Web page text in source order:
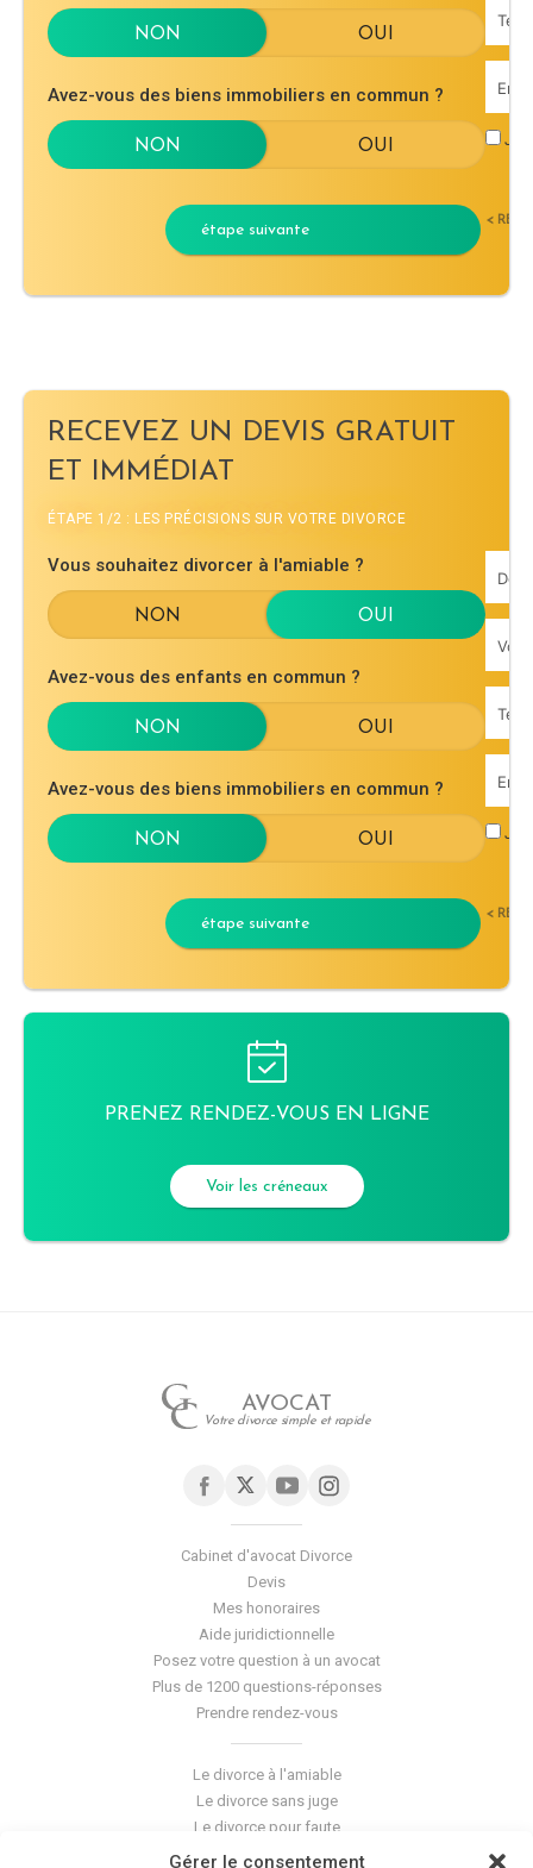
Gérer le consentement
Avez-vous des biens immobiliers en commun ?
étape suivante <
RECEVEZ UN DEVIS GRATUIT
ET IMMÉDIAT
ÉTAPE 1/2 : LES PRÉCISIONS SUR VOTRE DIVORCE
Vous souhaitez divorcer à l'amiable ?
Avez-vous des enfants en commun ?
Avez-vous des biens immobiliers en commun ?
étape suivante <
PRENEZ RENDEZ-VOUS EN LIGNE
Voir les créneaux
AVOCAT
Votre divorce simple et rapide
Cabinet d'avocat Divorce
Devis
Mes honoraires
Aide juridictionnelle
Posez votre question à un avocat
Plus de 1200 questions-réponses
Prendre rendez-vous
Le divorce à l'amiable
Le divorce sans juge
Le divorce pour faute
Le divorce accepté